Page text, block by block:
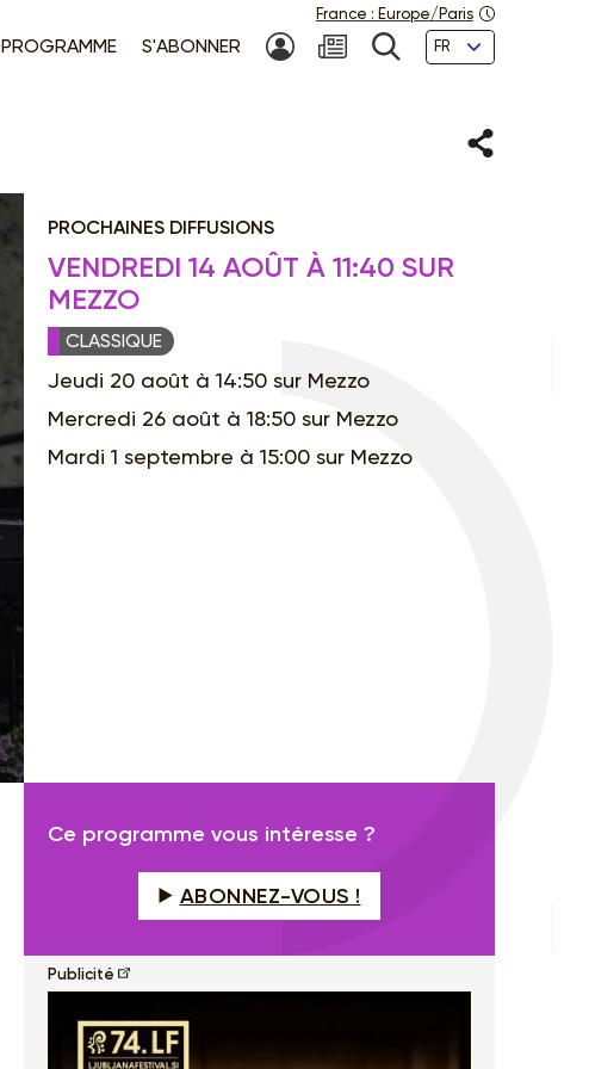
PROGRAMME S'ABONNER MON COMPTE
NEWSLETTER
RECHERCHE
Langues
France : Europe/Paris
Partager
PROCHAINES DIFFUSIONS
VENDREDI 14 AOÛT À 11:40 SUR
MEZZO
CLASSIQUE
Jeudi 20 août à 14:50 sur Mezzo
Mercredi 26 août à 18:50 sur Mezzo
Mardi 1 septembre à 15:00 sur Mezzo
Ce programme vous intéresse ?
ABONNEZ-VOUS !
Publicité